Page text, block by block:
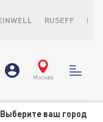
RUSEFF
Москва
Выберите ваш город
масла